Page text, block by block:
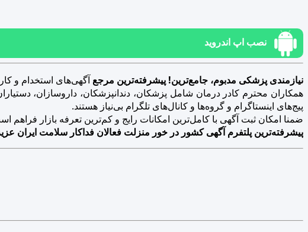
نصب اپ اندروید
نیازمندی پزشکی مدبوم، جامع‌ترین! پیشرفته‌ترین مرجع آگهی‌های استخدام و
همکاران محترم کادر درمان شامل پزشکان، دندانپزشکان، داروسازان،
پیج‌های اینستاگرام و گروه‌ها و کانال‌های تلگرام بی‌نیاز هستند.
ضمنا امکان ثبت آگهی با کامل‌ترین امکانات رایج و کم‌ترین تعرفه بازار فراهم است و سقف
پیشرفته‌ترین پلتفرم آگهی کشور در خور منزلت فعالان فداکار سلامت ایران